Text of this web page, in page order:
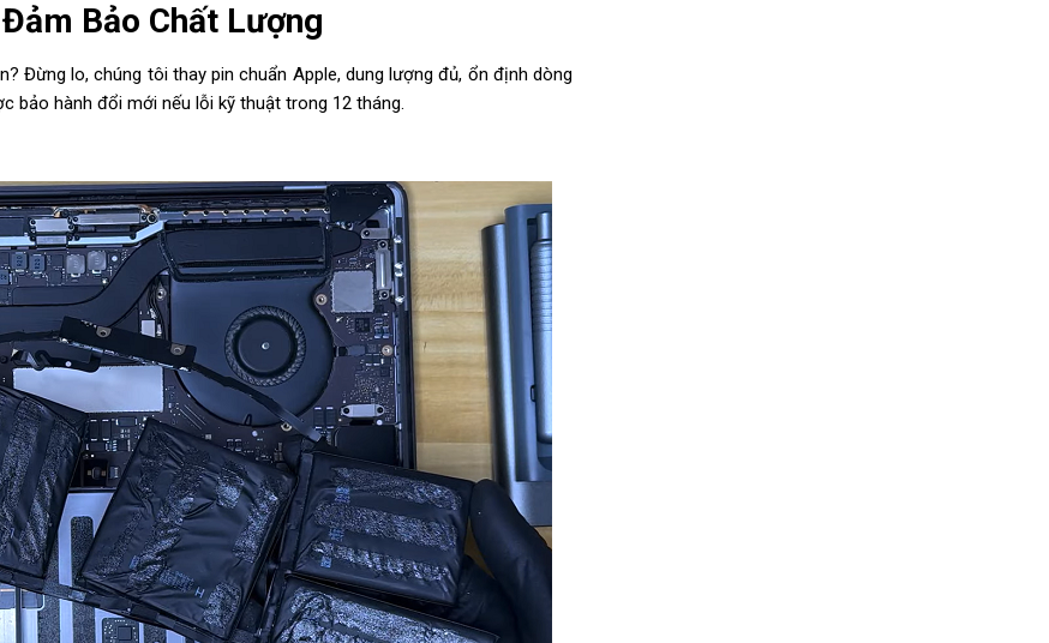
Bảo Chất Lượng
Đừng lo, chúng tôi thay pin chuẩn Apple, dung lượng đủ, ổn định dòng
bảo hành đổi mới nếu lỗi kỹ thuật trong 12 tháng.